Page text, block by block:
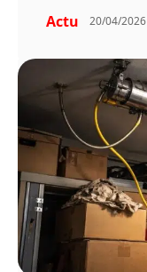
Actu 20/04/2026